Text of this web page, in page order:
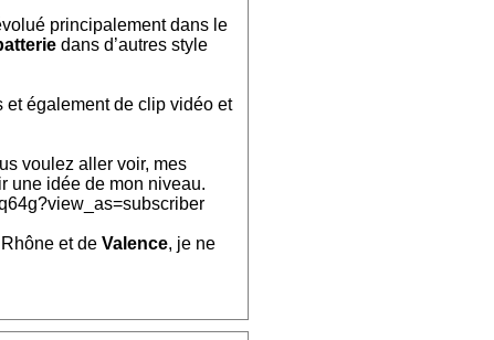
principalement dans le
dans d’autres style
et également de clip vidéo et
voulez aller voir, mes
une idée de mon niveau.
et de Valence, je ne